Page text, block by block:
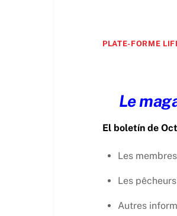
PLATE-FORME
Le
El boletín de
Les
Les
Autres